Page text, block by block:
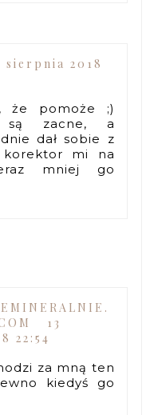
sierpnia 2018
że pomoże ;)
zacne, a
dał sobie z
mi na
mniej go
13
22:54
za mną ten
kiedyś go